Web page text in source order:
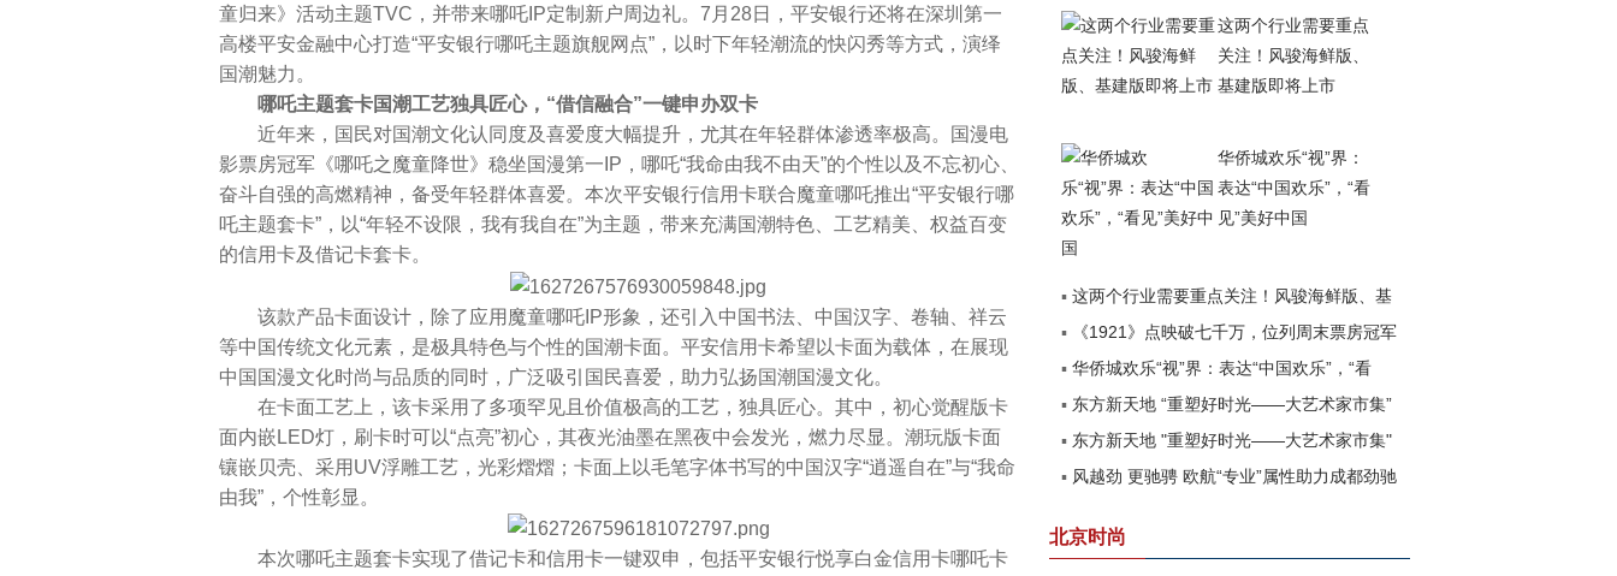
这两个行业需要重点
关注！风骏海鲜版、
基建版即将上市
华侨城欢乐“视”界：
表达“中国欢乐”，“看
见”美好中国
▪ 这两个行业需要重点关注！风骏海鲜版、基
建版即将上市
▪
《1921》点映破七千万，位列周末票房冠军
▪ 华侨城欢乐“视”界：表达“中国欢乐”，“看
见”美好中国
▪ 东方新天地 “重塑好时光——大艺术家市集”
圆满落幕
▪ 东方新天地 "重塑好时光——大艺术家市集"
第四期已盛大开幕
▪ 风越劲 更驰骋 欧航“专业”属性助力成都劲驰
北京时尚
童归来》活动主题TVC，并带来哪吒IP定制新户周边礼。7月28日，平安银行还将在深圳第一
高楼平安金融中心打造“平安银行哪吒主题旗舰网点”，以时下年轻潮流的快闪秀等方式，演绎
国潮魅力。
哪吒主题套卡国潮工艺独具匠心，“借信融合”一键申办双卡
近年来，国民对国潮文化认同度及喜爱度大幅提升，尤其在年轻群体渗透率极高。国漫电
影票房冠军《哪吒之魔童降世》稳坐国漫第一IP，哪吒“我命由我不由天”的个性以及不忘初心、
奋斗自强的高燃精神，备受年轻群体喜爱。本次平安银行信用卡联合魔童哪吒推出“平安银行哪
吒主题套卡”，以“年轻不设限，我有我自在”为主题，带来充满国潮特色、工艺精美、权益百变
的信用卡及借记卡套卡。
该款产品卡面设计，除了应用魔童哪吒IP形象，还引入中国书法、中国汉字、卷轴、祥云
等中国传统文化元素，是极具特色与个性的国潮卡面。平安信用卡希望以卡面为载体，在展现
中国国漫文化时尚与品质的同时，广泛吸引国民喜爱，助力弘扬国潮国漫文化。
在卡面工艺上，该卡采用了多项罕见且价值极高的工艺，独具匠心。其中，初心觉醒版卡
面内嵌LED灯，刷卡时可以“点亮”初心，其夜光油墨在黑夜中会发光，燃力尽显。潮玩版卡面
镶嵌贝壳、采用UV浮雕工艺，光彩熠熠；卡面上以毛笔字体书写的中国汉字“逍遥自在”与“我命
由我”，个性彰显。
本次哪吒主题套卡实现了借记卡和信用卡一键双申，包括平安银行悦享白金信用卡哪吒卡